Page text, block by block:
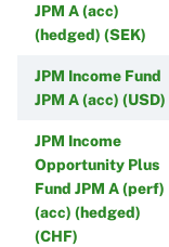
JPM A (acc)
(hedged) (SEK)
JPM Income Fund
JPM A (acc) (USD)
JPM Income
Opportunity Plus
Fund JPM A (perf)
(acc) (hedged)
(CHF)